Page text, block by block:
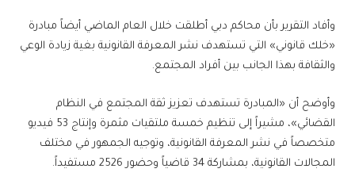
وأفاد التقرير بأن محاكم دبي أطلقت خلال العام الماضي أيضاً مبادرة
«خلك قانوني» التي تستهدف نشر المعرفة القانونية بغية زيادة الوعي
والثقافة بهذا الجانب بين أفراد المجتمع.
وأوضح أن «المبادرة تستهدف تعزيز ثقة المجتمع في النظام
القضائي»، مشيراً إلى تنظيم خمسة ملتقيات مثمرة وإنتاج 53 فيديو
متخصصاً في نشر المعرفة القانونية، وتوجيه الجمهور في مختلف
المجالات القانونية، بمشاركة 34 قاضياً وحضور 2526 مستفيداً.